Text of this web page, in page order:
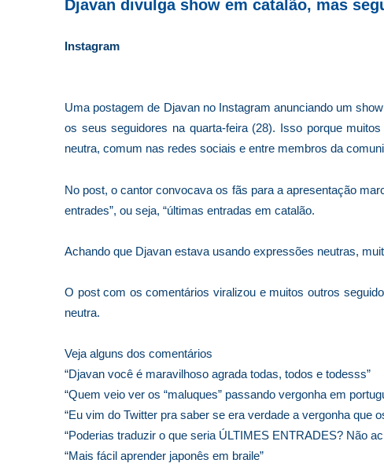
Djavan divulga show em catalão, mas
Instagram
Uma postagem de Djavan no Instagram anunciando um
os seus seguidores na quarta-feira (28). Isso porque
neutra, comum nas redes sociais e entre membros da
No post, o cantor convocava os fãs para a apresentação
entrades”, ou seja, “últimas entradas em catalão.
Achando que Djavan estava usando expressões neutras,
O post com os comentários viralizou e muitos outros
neutra.
Veja alguns dos comentários
“Djavan você é maravilhoso agrada todas, todos e todesss”
“Quem veio ver os “maluques” passando vergonha em
“Eu vim do Twitter pra saber se era verdade a vergonha que
“Poderias traduzir o que seria ÚLTIMES ENTRADES? Não
“Mais fácil aprender japonês em braile”